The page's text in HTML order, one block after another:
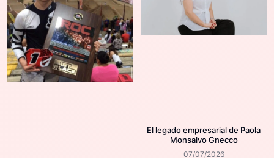
El legado empresarial de Paola
Monsalvo Gnecco
07/07/2026